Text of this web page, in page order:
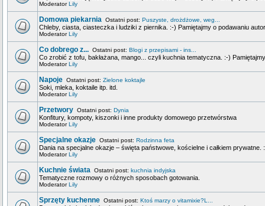
ModeratorLily
Domowa piekarnia Ostatni post: Puszyste, drożdżowe, weg...
Chleby, ciasta, ciasteczka i ludziki z piernika. :-) Pamiętajmy o podawaniu
ModeratorLily
Co dobrego z... Ostatni post: Blogi z przepisami - ins...
Co zrobić z tofu, bakłażana, mango... czyli kuchnia tematyczna. :-)
ModeratorLily
Napoje Ostatni post: Zielone koktajle
Soki, mleka, koktaile itp. itd.
ModeratorLily
Przetwory Ostatni post: Dynia
Konfitury, kompoty, kiszonki i inne produkty domowego przetwórstwa
ModeratorLily
Specjalne okazje Ostatni post: Rodzinna feta
Dania na specjalne okazje – święta państwowe, kościelne i całkiem
ModeratorLily
Kuchnie świata Ostatni post: kuchnia indyjska
Tematyczne rozmowy o różnych sposobach gotowania.
ModeratorLily
Sprzęty kuchenne Ostatni post: Ktoś marzy o vitamixie?L...